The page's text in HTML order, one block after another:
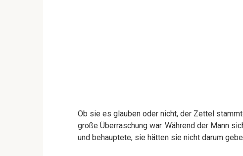
Ob sie es glauben oder nicht, der Zettel
große Überraschung war. Während der Mann
und behauptete, sie hätten sie nicht darum